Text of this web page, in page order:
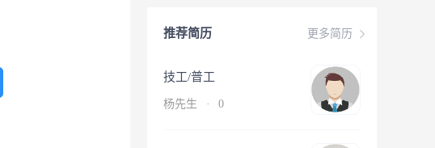
更多简历
推荐简历
技工/普工
杨先生 · 0